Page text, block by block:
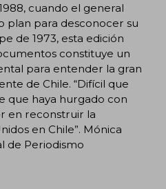
cuando el general
plan para desconocer su
de 1973, esta edición
constituye un
para entender la gran
de Chile. “Difícil que
que haya hurgado con
en reconstruir la
en Chile”. Mónica
de Periodismo